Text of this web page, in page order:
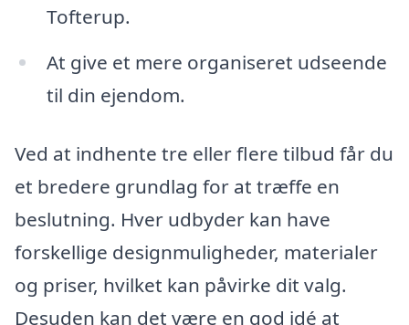
Tofterup.
At give et mere organiseret udseende
til din ejendom.
Ved at indhente tre eller flere tilbud får du
et bredere grundlag for at træffe en
beslutning. Hver udbyder kan have
forskellige designmuligheder, materialer
og priser, hvilket kan påvirke dit valg.
Desuden kan det være en god idé at